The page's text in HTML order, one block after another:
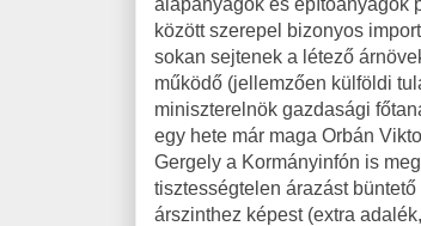
alapanyagok és építőanyagok
között szerepel bizonyos
sokan sejtenek a létező
működő (jellemzően külföldi
miniszterelnök gazdasági
egy hete már maga Orbán
Gergely a Kormányinfón is
tisztességtelen árazást
árszinthez képest (extra